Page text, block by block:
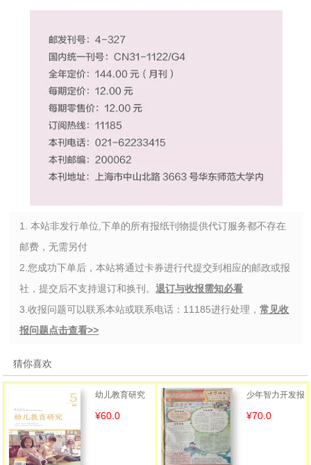
1. 本站非发行单位,下单的所有报纸刊物提供代订服务都不存在
邮费，无需另付
2.您成功下单后，本站将通过卡券进行代提交到相应的邮政或报
社，提交后不支持退订和换刊。退订与收报需知必看
3.收报问题可以联系本站或联系电话：11185进行处理，常见收
报问题点击查看>>
猜你喜欢
幼儿教育研究
¥60.0
少年智力开发报
（小学3年级语
¥70.0